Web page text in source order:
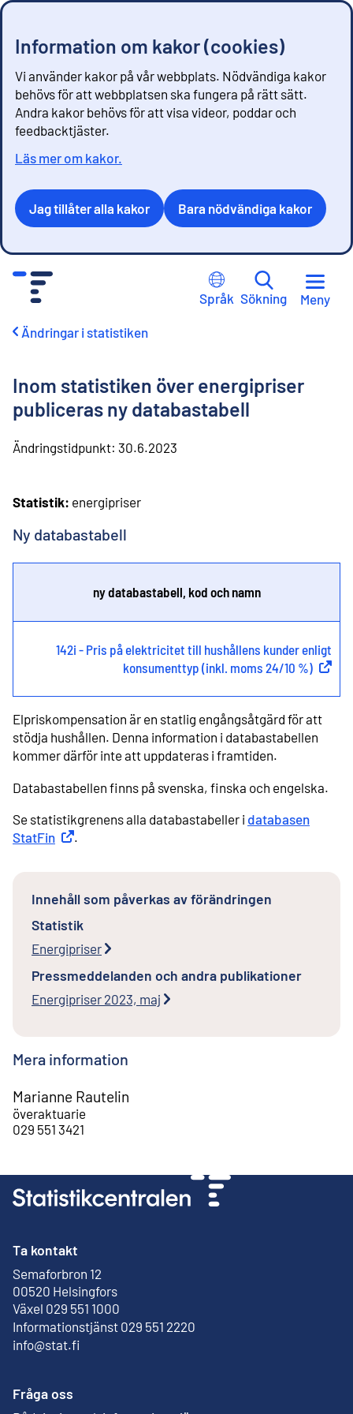
Information om kakor (cookies)
Vi använder kakor på vår webbplats. Nödvändiga kakor
behövs för att webbplatsen ska fungera på rätt sätt.
Andra kakor behövs för att visa videor, poddar och
feedbacktjäster.
Läs mer om kakor.
Jag tillåter alla kakor Bara nödvändiga kakor
Språk Sökning Meny
Ändringar i statistiken
Inom statistiken över energipriser
publiceras ny databastabell
Ändringstidpunkt: 30.6.2023
Statistik: energipriser
Ny databastabell
ny databastabell, kod och namn
142i - Pris på elektricitet till hushållens kunder enligt
konsumenttyp (inkl. moms 24/10 %)
Elpriskompensation är en statlig engångsåtgärd för att
stödja hushållen. Denna information i databastabellen
kommer därför inte att uppdateras i framtiden.
Databastabellen finns på svenska, finska och engelska.
Se statistikgrenens alla databastabeller i databasen
StatFin Extern länk
.
Innehåll som påverkas av förändringen
Statistik
Energipriser
Pressmeddelanden och andra publikationer
Energipriser 2023, maj
Mera information
Marianne Rautelin
överaktuarie
029 551 3421
Ta kontakt
Semaforbron 12
00520 Helsingfors
Extern länk
Växel 029 551 1000
Informationstjänst 029 551 2220
info@stat.fi
Fråga oss